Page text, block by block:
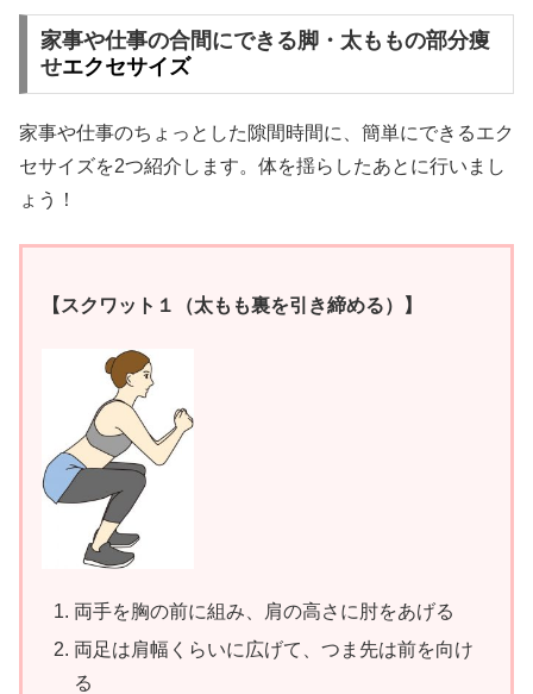
家事や仕事の合間にできる脚・太ももの部分痩
せエクセサイズ
家事や仕事のちょっとした隙間時間に、簡単にできるエク
セサイズを2つ紹介します。体を揺らしたあとに行いまし
ょう！
【スクワット１（太もも裏を引き締める）】
両手を胸の前に組み、肩の高さに肘をあげる
両足は肩幅くらいに広げて、つま先は前を向け
る